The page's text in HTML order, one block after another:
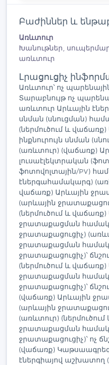
Բաժիններ և
Առևտուր
Խանութներ,
առևտուր
Լրացուցիչ
Առևտուր՝ ոչ
Տարաբնույթ ոչ
առևտուր Արևային
սնման (սնուցման)
(ներմուծում և
ինքնուրույն սնման
(առևտուր) (վաճառք)
լուսաէլեկտրական
ֆոտովոլտային/PV)
էներգահամակարգ)
վաճառք) Արևային
(արևային
(ներմուծում և
ջրատաքացման
ջրատաքացուցիչ)
ջրատաքացման
ջրատաքացուցիչ)՝
(ներմուծում և
ջրատաքացման
ջրատաքացուցիչ)՝
(վաճառք) Արևային
(արևային
(առևտուր)
ջրատաքացման
ջրատաքացուցիչ)՝ ոչ
(վաճառք)
էներգիայով աշխատող